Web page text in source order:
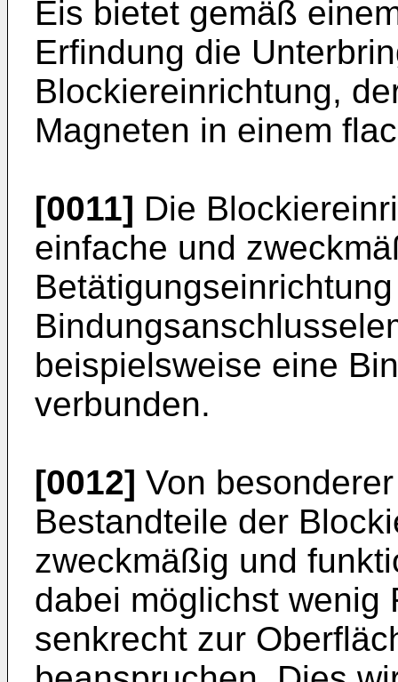
Eis bietet gemäß
Erfindung die
Blockiereinrichtung,
Magneten in einem
[0011] Die
einfache und
beispielsweise eine
verbunden.
[0012] Von
Bestandteile der
zweckmäßig und
dabei möglichst wenig
senkrecht zur